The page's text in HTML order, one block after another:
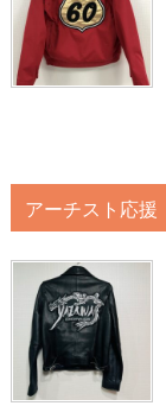
アーチスト応援